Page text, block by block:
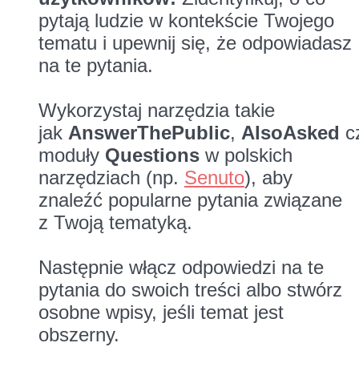
pytają ludzie w kontekście Twojego
tematu i upewnij się, że odpowiadasz
na te pytania.
Wykorzystaj narzędzia takie
jak AnswerThePublic, AlsoAsked
moduły Questions w polskich
narzędziach (np. Senuto), aby
znaleźć popularne pytania związane
z Twoją tematyką.
Następnie włącz odpowiedzi na te
pytania do swoich treści albo stwórz
osobne wpisy, jeśli temat jest
obszerny.